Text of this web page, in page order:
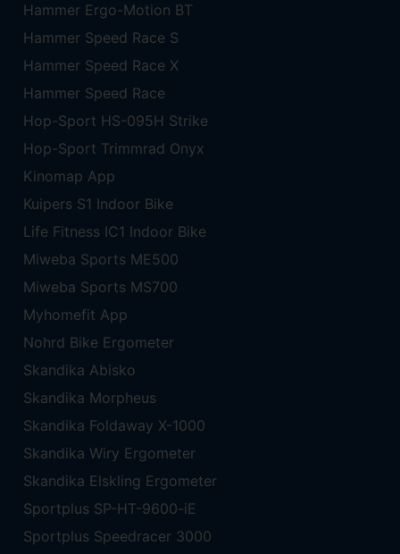
Hammer Ergo-Motion BT
Hammer Speed Race S
Hammer Speed Race X
Hammer Speed Race
Hop-Sport HS-095H Strike
Hop-Sport Trimmrad Onyx
Kinomap App
Kuipers S1 Indoor Bike
Life Fitness IC1 Indoor Bike
Miweba Sports ME500
Miweba Sports MS700
Myhomefit App
Nohrd Bike Ergometer
Skandika Abisko
Skandika Morpheus
Skandika Foldaway X-1000
Skandika Wiry Ergometer
Skandika Elskling Ergometer
Sportplus SP-HT-9600-iE
Sportplus Speedracer 3000